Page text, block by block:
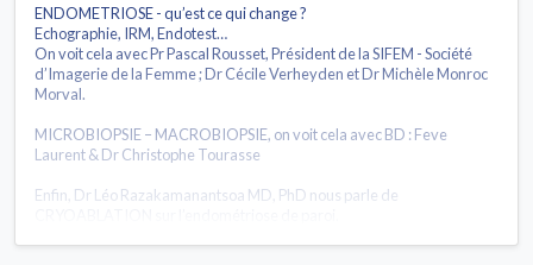
ENDOMETRIOSE - qu’est ce qui change ?
Echographie, IRM, Endotest…
On voit cela avec Pr Pascal Rousset, Président de la SIFEM - Société
d’Imagerie de la Femme ; Dr Cécile Verheyden et Dr Michèle Monroc
Morval.
MICROBIOPSIE – MACROBIOPSIE, on voit cela avec BD : Feve
Laurent & Dr Christophe Tourasse
Enfin, Dr Léo Razakamanantsoa MD, PhD nous parle de